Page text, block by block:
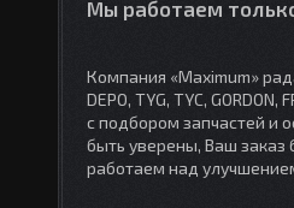
Мы работаем
Компания «Maximum»
DEPO, TYG, TYC,
с подбором запчастей и
быть уверены, Ваш заказ
работаем над